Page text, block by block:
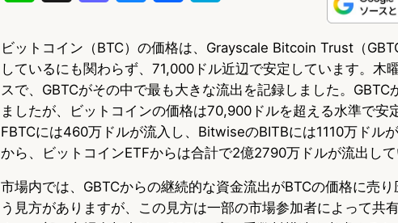
n
s
o
d
n
u
e
s
k
c
e
b
o
k
t
e
n
a
ビットコイン（BTC）の価格は、Grayscale Bitcoin Trust（
しているにも関わらず、71,000ドル近辺で安定しています。木
スで、GBTCがその中で最も大きな流出を記録しました。
ましたが、ビットコインの価格は70,900ドルを超える水準で
FBTCには460万ドルが流入し、BitwiseのBITBには1110万ドル
から、ビットコインETFからは合計で2億2790万ドルが流出して
市場内では、GBTCからの継続的な資金流出がBTCの価格に売
う見方がありますが、この見方は一部の市場参加者によって共